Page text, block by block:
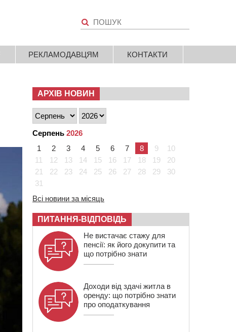
РЕКЛАМОДАВЦЯМ КОНТАКТИ
АРХІВ НОВИН
Серпень 2026
1
2 3 4 5 6 7 8 9
10
11
12 13 14 15 16 17 18 19
20
21
22 23 24 25 26 27 28 29
30
31
Всі новини за місяць
ПИТАННЯ-ВІДПОВІДЬ
Не вистачає стажу для
пенсії: як його докупити та
що потрібно знати
Доходи від здачі житла в
оренду: що потрібно знати
про оподаткування